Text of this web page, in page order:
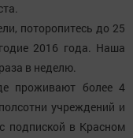
поторопитесь до 25
2016 года. Наша
в неделю.
проживают более 4
учреждений и
подпиской в Красном